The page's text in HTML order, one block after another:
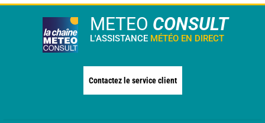
METEO CONSULT
L'ASSISTANCE MÉTÉO EN DIRECT
Contactez le service client